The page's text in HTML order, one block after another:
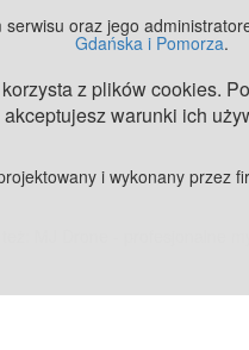
serwisu oraz jego
Gdańska i Pomorza.
z plików cookies.
akceptujesz warunki ich
i wykonany przez